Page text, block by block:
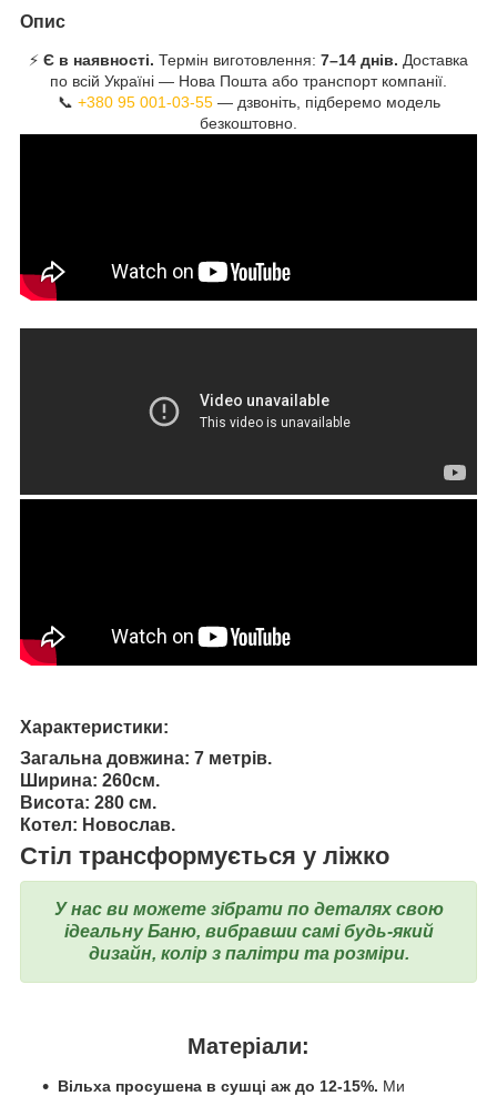
Опис
⚡ Є в наявності. Термін виготовлення: 7–14 днів. Доставка
по всій Україні — Нова Пошта або транспорт компанії.
📞 +380 95 001-03-55— дзвоніть, підберемо модель
безкоштовно.
Характеристики:
Загальна довжина: 7 метрів.
Ширина: 260см.
Висота: 280 см.
Котел: Новослав.
Стіл трансформується у ліжко
У нас ви можете зібрати по деталях свою
ідеальну Баню, вибравши самі будь-який
дизайн, колір з палітри та розміри.
Матеріали:
Вільха просушена в сушці аж до 12-15%. Ми